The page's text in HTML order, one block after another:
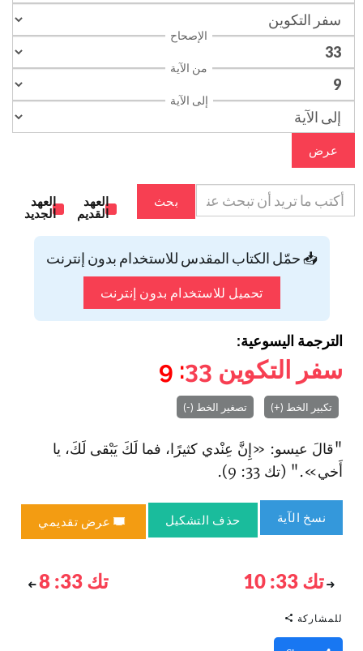
الإصحاح
من الآية
إلى الآية
عرض
بحث
العهد
القديم
العهد
الجديد
📥 حمّل الكتاب المقدس للاستخدام بدون إنترنت
تحميل للاستخدام بدون إنترنت
الترجمة اليسوعية:
سفر التكوين 33
: 9
تكبير الخط (+) تصغير الخط (-)
"قالَ عيسو: «إِنَّ عِنْدي كثيرًا، فما لَكَ يَبْقى لَكَ، يا
أَخي»." (تك 33: 9).
نسخ الآية حذف التشكيل عرض تقديمي
تك 33: 10 تك 33: 8
للمشاركة